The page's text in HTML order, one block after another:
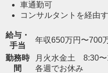
車通勤可
コンサルタントを経由
給与・
手当
年収650万円〜700
勤務時
間
月火水金土 8:30
各週でお休み